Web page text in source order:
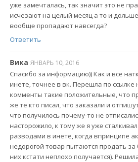
уже замечталась, так значит это не
исчезают на целый месяц а то и
вообще пропадают навсегда?
Ответить
Вика ЯНВАРЬ 10, 2016
Спасибо за информацию)) Как и все
инете, точнее в вк. Перешла по ссылке
комменты такие положительные, что
же те кто писал, что заказали и
что получилось почему-то не
насторожило, к тому же я уже
разводами в инете, когда впринципе
недорогой товар пытаются продать
них кстати неплохо получается).